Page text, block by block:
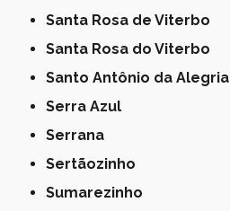
Santa Rosa de Viterbo
Santa Rosa do Viterbo
Santo Antônio da Alegria
Serra Azul
Serrana
Sertãozinho
Sumarezinho